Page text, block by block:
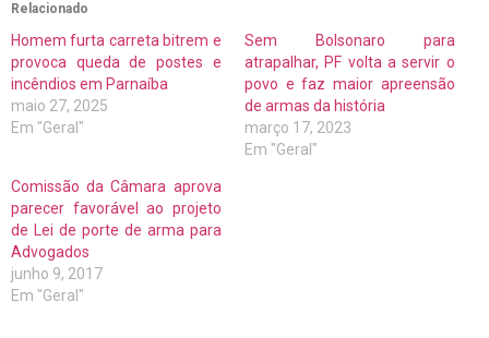
Relacionado
Homem furta carreta bitrem e
provoca queda de postes e
incêndios em Parnaíba
maio 27, 2025
Em "Geral"
Sem Bolsonaro para
atrapalhar, PF volta a servir o
povo e faz maior apreensão
de armas da história
março 17, 2023
Em "Geral"
Comissão da Câmara aprova
parecer favorável ao projeto
de Lei de porte de arma para
Advogados
junho 9, 2017
Em "Geral"